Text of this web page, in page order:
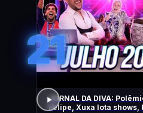
21
JORNAL DA DIVA:
Felipe, Xuxa lota shows,